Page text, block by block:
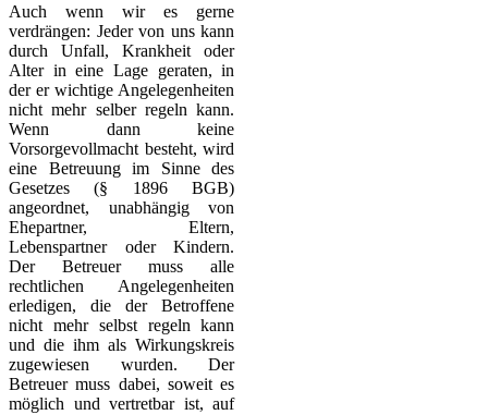
Auch wenn wir es gerne
verdrängen: Jeder von uns kann
durch Unfall, Krankheit oder
Alter in eine Lage geraten, in
der er wichtige Angelegenheiten
nicht mehr selber regeln kann.
Wenn dann keine
Vorsorgevollmacht besteht, wird
eine Betreuung im Sinne des
Gesetzes (§ 1896 BGB)
angeordnet, unabhängig von
Ehepartner, Eltern,
Lebenspartner oder Kindern.
Der Betreuer muss alle
rechtlichen Angelegenheiten
erledigen, die der Betroffene
nicht mehr selbst regeln kann
und die ihm als Wirkungskreis
zugewiesen wurden. Der
Betreuer muss dabei, soweit es
möglich und vertretbar ist, auf